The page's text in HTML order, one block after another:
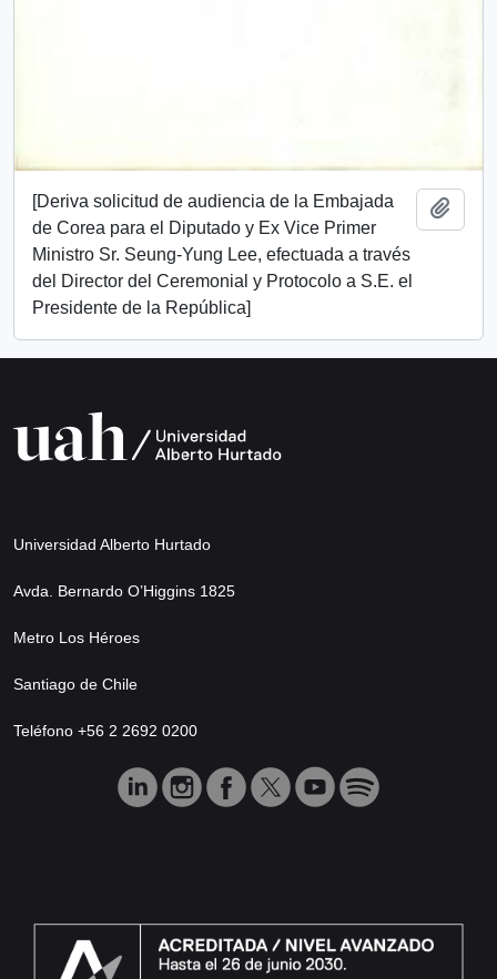
[Deriva solicitud de audiencia de la Embajada
de Corea para el Diputado y Ex Vice Primer
Ministro Sr. Seung-Yung Lee, efectuada a través
del Director del Ceremonial y Protocolo a S.E. el
Presidente de la República]
Universidad Alberto Hurtado
Avda. Bernardo O’Higgins 1825
Metro Los Héroes
Santiago de Chile
Teléfono +56 2 2692 0200